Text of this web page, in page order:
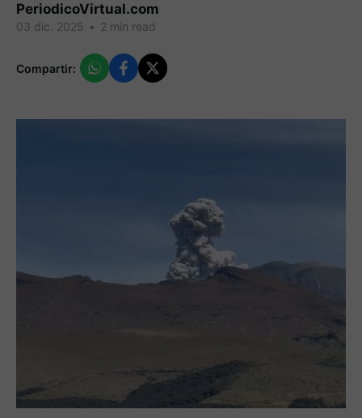
PeriodicoVirtual.com
03 dic. 2025 • 2 min read
Compartir: